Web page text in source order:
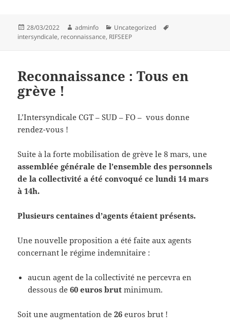
Publié
le
28/03/2022 Auteur
adminfo Catégories
Uncategorized
intersyndicale, reconnaissance, RIFSEEP
Reconnaissance : Tous en
grève !
L’Intersyndicale CGT – SUD – FO – vous donne
rendez-vous !
Suite à la forte mobilisation de grève le 8 mars, une
assemblée générale de l’ensemble des personnels
de la collectivité a été convoqué ce lundi 14 mars
à 14h.
Plusieurs centaines d’agents étaient présents.
Une nouvelle proposition a été faite aux agents
concernant le régime indemnitaire :
aucun agent de la collectivité ne percevra en
dessous de60 euros brut minimum.
Soit une augmentation de26 euros brut !